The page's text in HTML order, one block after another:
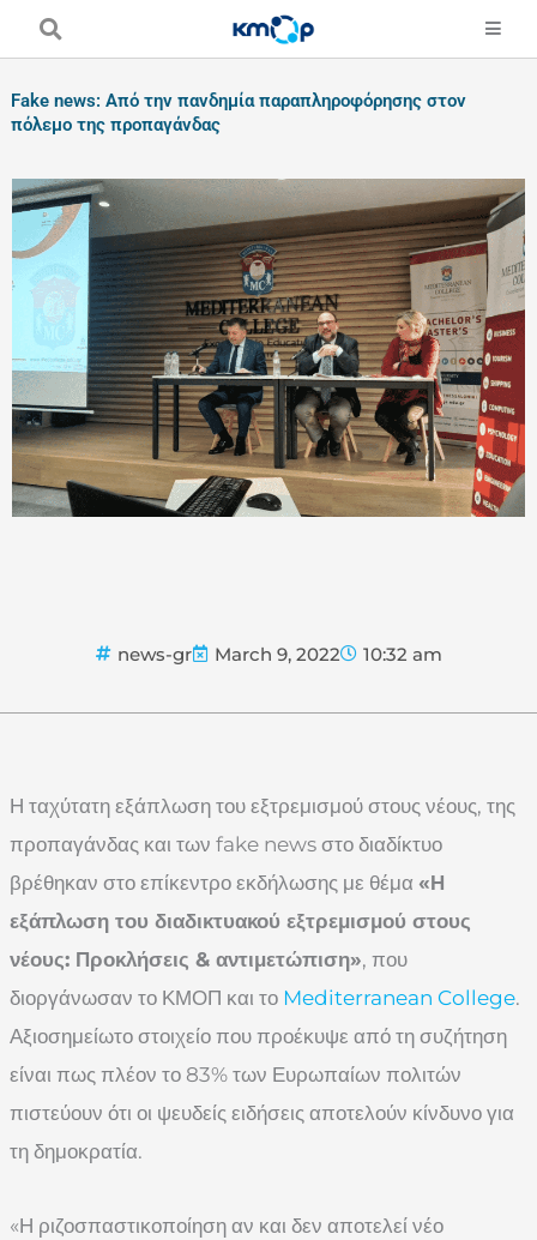
Fake news: Από την πανδημία παραπληροφόρησης στον
πόλεμο της προπαγάνδας
news-gr March 9, 2022 10:32 am
Η ταχύτατη εξάπλωση του εξτρεμισμού στους νέους, της
προπαγάνδας και των fake news στο διαδίκτυο
βρέθηκαν στο επίκεντρο εκδήλωσης με θέμα «Η
εξάπλωση του διαδικτυακού εξτρεμισμού στους
νέους: Προκλήσεις & αντιμετώπιση», που
διοργάνωσαν το ΚΜΟΠ και το Mediterranean College.
Αξιοσημείωτο στοιχείο που προέκυψε από τη συζήτηση
είναι πως πλέον το 83% των Ευρωπαίων πολιτών
πιστεύουν ότι οι ψευδείς ειδήσεις αποτελούν κίνδυνο για
τη δημοκρατία.
«Η ριζοσπαστικοποίηση αν και δεν αποτελεί νέο